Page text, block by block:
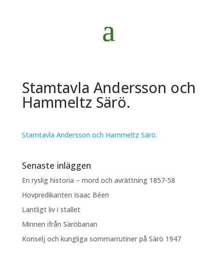
Stamtavla Andersson och
Hammeltz Särö.
Stamtavla Andersson och Hammeltz Särö.
Senaste inläggen
En ryslig historia – mord och avrättning 1857-58
Hovpredikanten Isaac Béen
Lantligt liv i stallet
Minnen ifrån Säröbanan
Konselj och kungliga sommarrutiner på Särö 1947